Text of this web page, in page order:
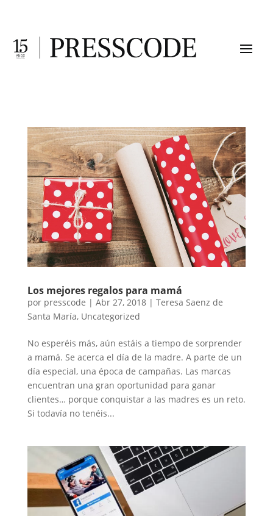
Los mejores regalos para mamá
por presscode | Abr 27, 2018| Teresa Saenz de
Santa María, Uncategorized
No esperéis más, aún estáis a tiempo de sorprender
a mamá. Se acerca el día de la madre. A parte de un
día especial, una época de campañas. Las marcas
encuentran una gran oportunidad para ganar
clientes… porque conquistar a las madres es un reto.
Si todavía no tenéis...